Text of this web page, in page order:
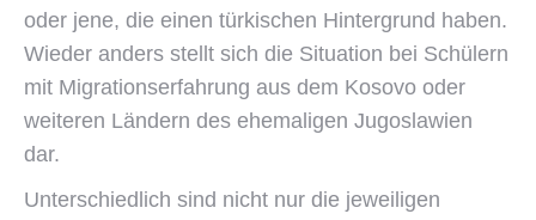
oder jene, die einen türkischen Hintergrund haben.
Wieder anders stellt sich die Situation bei Schülern
mit Migrationserfahrung aus dem Kosovo oder
weiteren Ländern des ehemaligen Jugoslawien
dar.
Unterschiedlich sind nicht nur die jeweiligen